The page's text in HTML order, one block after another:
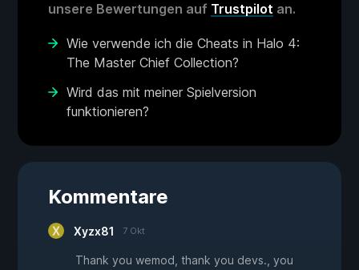
unsere Bewertungen auf Trustpilot an.
Wie verwende ich die Cheats in Halo 4:
The Master Chief Collection?
Wird das mit meiner Spielversion
funktionieren?
Kommentare
Xyzx81 7 Okt
Thank you wemod, thank you devs., you